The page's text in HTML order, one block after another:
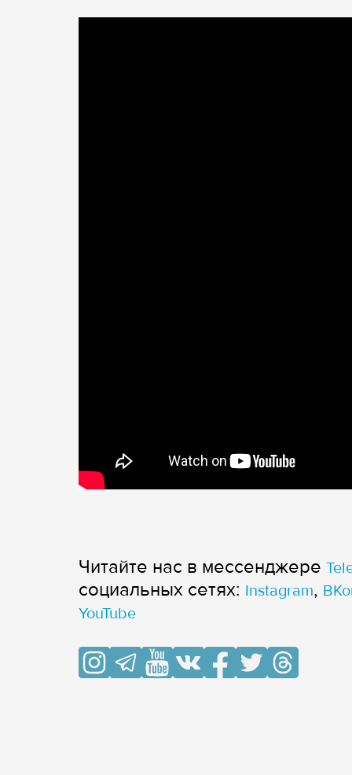
Читайте нас в мессенджере
cоциальных сетях: Instagram,
YouTube